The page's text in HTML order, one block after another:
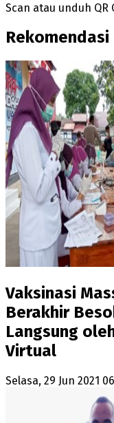
Scan atau unduh
Rekomendasi
Vaksinasi
Berakhir
Langsung
Virtual
Selasa, 29 Jun 2021